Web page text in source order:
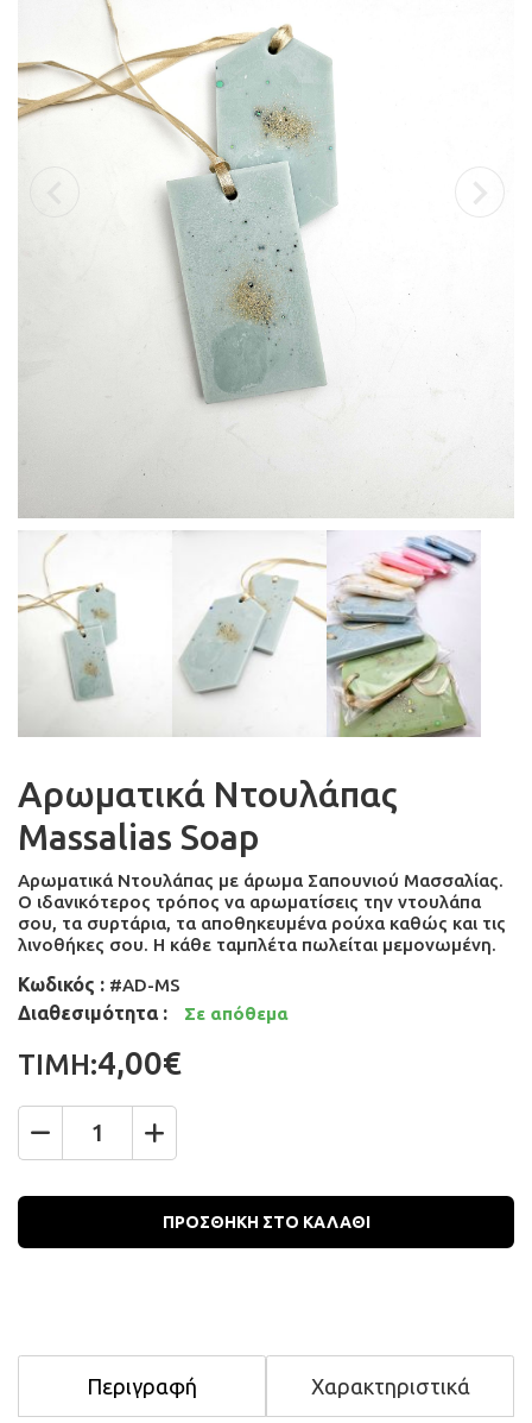
Αρωματικά Ντουλάπας
Massalias Soap
Αρωματικά Ντουλάπας με άρωμα Σαπουνιού Μασσαλίας.
Ο ιδανικότερος τρόπος να αρωματίσεις την ντουλάπα
σου, τα συρτάρια, τα αποθηκευμένα ρούχα καθώς και τις
λινοθήκες σου. Η κάθε ταμπλέτα πωλείται μεμονωμένη.
Κωδικός : #AD-MS
Διαθεσιμότητα : Σε απόθεμα
ΤΙΜΗ:4,00€
ΠΡΟΣΘΗΚΗ ΣΤΟ ΚΑΛΑΘΙ
Περιγραφή Χαρακτηριστικά